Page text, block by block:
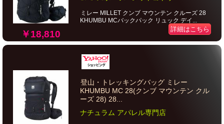
￥18,810
ミレー MILLET クンブ マウンテン クルーズ 28
KHUMBU MCバックパック リュック デイ...
詳細はこちら
登山・トレッキングバッグ ミレー
KHUMBU MC 28(クンブ マウンテン クル
ーズ 28) 28...
ナチュラム アパレル専門店